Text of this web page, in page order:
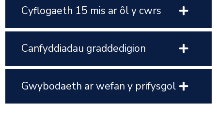
Cyflogaeth 15 mis ar ôl y cwrs
Canfyddiadau graddedigion
Gwybodaeth ar wefan y prifysgol